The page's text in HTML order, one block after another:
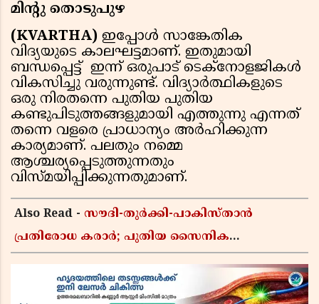
മിൻ്റു തൊടുപുഴ
(KVARTHA) ഇപ്പോൾ സാങ്കേതിക
വിദ്യയുടെ കാലഘട്ടമാണ്. ഇതുമായി
ബന്ധപ്പെട്ട് ഇന്ന് ഒരുപാട് ടെക്നോളജികൾ
വികസിച്ചു വരുന്നുണ്ട്. വിദ്യാർത്ഥികളുടെ
ഒരു നിരതന്നെ പുതിയ പുതിയ
കണ്ടുപിടുത്തങ്ങളുമായി എത്തുന്നു എന്നത്
തന്നെ വളരെ പ്രാധാന്യം അർഹിക്കുന്ന
കാര്യമാണ്. പലതും നമ്മെ
ആശ്ചര്യപ്പെടുത്തുന്നതും
വിസ്മയിപ്പിക്കുന്നതുമാണ്.
Also Read - സൗദി-തുർക്കി-പാകിസ്താൻ
പ്രതിരോധ കരാർ; പുതിയ സൈനിക